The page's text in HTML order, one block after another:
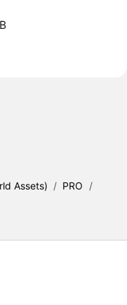
Assets) / PRO
/